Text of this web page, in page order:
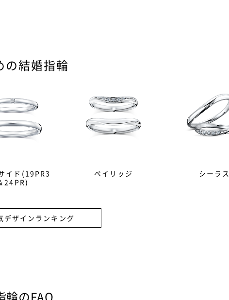
の結婚指輪
イド(19PR3
24PR)
ベイリッジ シーラス
デザインランキング
その意味を強めるため、ダイヤモンドをあしらったデザインの指